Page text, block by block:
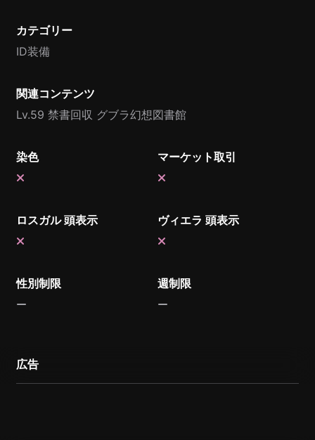
カテゴリー
ID装備
関連コンテンツ
Lv.59 禁書回収 グブラ幻想図書館
染色 マーケット取引
ロスガル 頭表示 ヴィエラ 頭表示
性別制限 週制限
広告